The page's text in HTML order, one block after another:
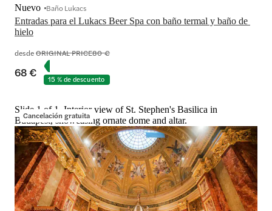
Entradas para el Lukacs Beer Spa con baño termal y baño de
hielo
Nuevo Baño Lukacs
desdeORIGINAL PRICE80 €
68 € 15 % de descuento
Cancelación gratuita
Slide 1 of 1, Interior view of St. Stephen's Basilica in
Budapest, showcasing ornate dome and altar.